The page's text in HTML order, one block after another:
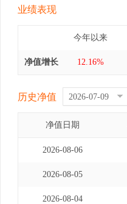
业绩表现
今年以来
净值增长 12.16%
历史净值
净值日期
2026-08-06
2026-08-05
2026-08-04